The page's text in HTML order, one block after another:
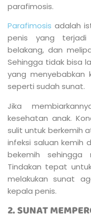
parafimosis.
Parafimosis adalah
penis yang
belakang, dan
Sehingga tidak bisa
yang menyebabkan
seperti sudah sunat.
Jika
kesehatan anak.
sulit untuk berkemih
infeksi saluan kemih
bekemih sehingga
Tindakan tepat
melakukan sunat
kepala penis.
2. SUNAT